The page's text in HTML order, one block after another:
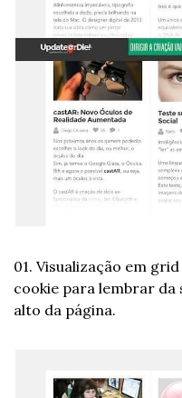
01. Visualização em
cookie para lembrar da
alto da página.